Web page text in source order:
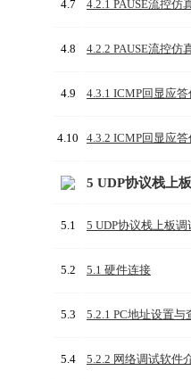
4.7 4.2.1 PAUSE流控仿
4.8 4.2.2 PAUSE流控仿
4.9 4.3.1 ICMP回显应
4.10 4.3.2 ICMP回显应
5 UDP协议栈上
5.1 5 UDP协议栈上板调
5.2 5.1 硬件连接
5.3 5.2.1 PC地址设置与
5.4 5.2.2 网络调试软件